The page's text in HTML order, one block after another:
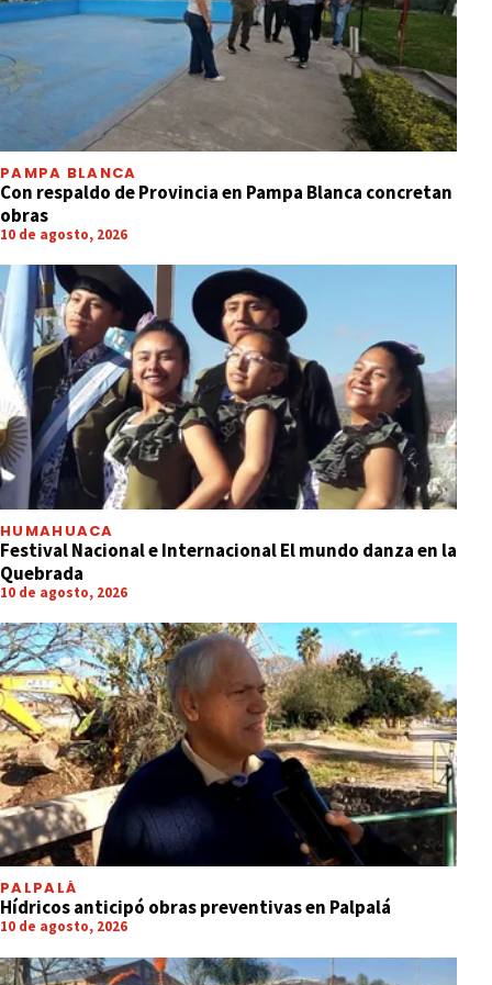
PAMPA BLANCA
Con respaldo de Provincia en Pampa Blanca concretan
obras
10 de agosto, 2026
HUMAHUACA
Festival Nacional e Internacional El mundo danza en la
Quebrada
10 de agosto, 2026
PALPALÁ
Hídricos anticipó obras preventivas en Palpalá
10 de agosto, 2026